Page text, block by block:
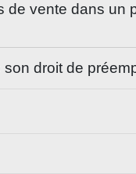
vente dans
droit de